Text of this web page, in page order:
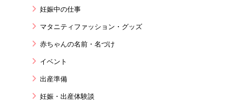
妊娠中の仕事
マタニティファッション・グッズ
赤ちゃんの名前・名づけ
イベント
出産準備
妊娠・出産体験談